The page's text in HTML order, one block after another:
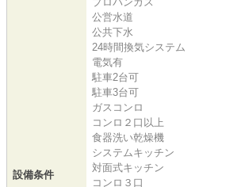
設備条件
公営水道
公共下水
24時間換気システム
電気有
駐車2台可
駐車3台可
ガスコンロ
コンロ２口以上
食器洗い乾燥機
システムキッチン
対面式キッチン
コンロ３口